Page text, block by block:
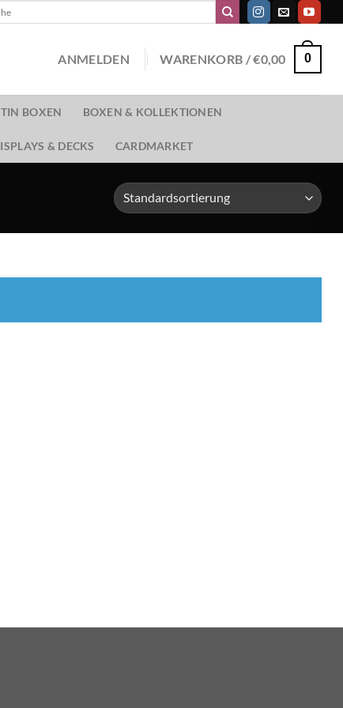
ANMELDEN WARENKORB /€0,00 0
TIN BOXEN BOXEN & KOLLEKTIONEN
& DECKS CARDMARKET